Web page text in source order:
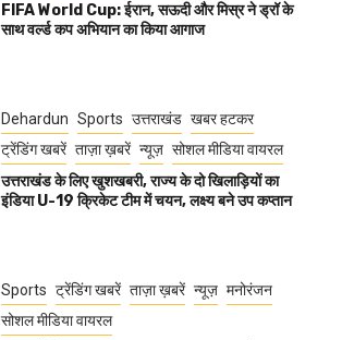
FIFA World Cup: ईरान, सऊदी और मिस्र ने ड्रॉ के
साथ वर्ल्ड कप अभियान का किया आगाज
Dehardun Sports उत्तराखंड खबर हटकर
ट्रेंडिंग खबरें ताज़ा ख़बरें न्यूज़ सोशल मीडिया वायरल
उत्तराखंड के लिए खुशखबरी, राज्य के दो खिलाड़ियों का
इंडिया U-19 क्रिकेट टीम में चयन, लक्ष्य बने उप कप्तान
Sports ट्रेंडिंग खबरें ताज़ा ख़बरें न्यूज़ मनोरंजन
सोशल मीडिया वायरल